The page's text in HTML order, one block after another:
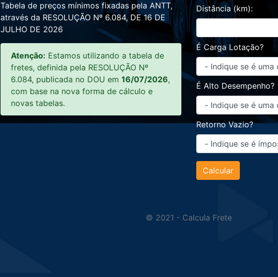
Tabela de preços mínimos fixadas pela ANTT,
através da RESOLUÇÃO Nº 6.084, DE 16 DE
JULHO DE 2026
Atenção: Estamos utilizando a tabela de
fretes, definida pela RESOLUÇÃO Nº
6.084, publicada no DOU em 16/07/2026,
com base na nova forma de cálculo e
novas tabelas.
Distância (km):
É Carga Lotação?
É Alto Desempenho?
Retorno Vazio?
© 2021 - Calcula Frete